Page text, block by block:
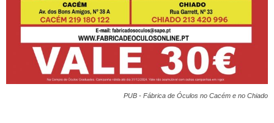
PUB - Fábrica de Óculos no Cacém e no Chiado